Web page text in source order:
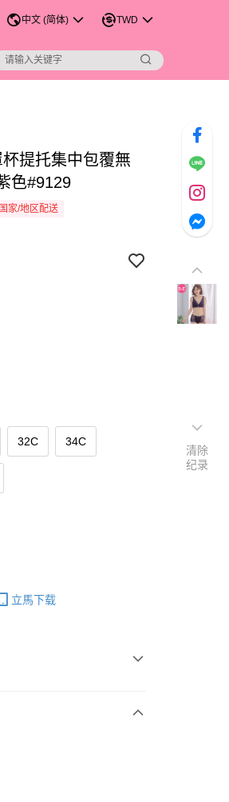
中文 (简体) TWD
提托集中包覆無
色#9129
国家/地区配送
32C 34C
立馬下载
清除
纪录